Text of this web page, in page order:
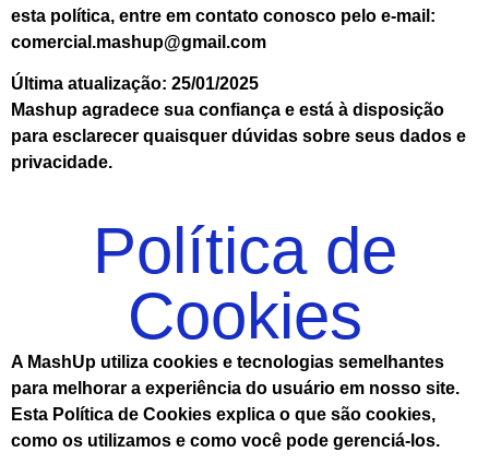
esta política, entre em contato conosco pelo e-mail:
comercial.mashup@gmail.com
Última atualização: 25/01/2025
Mashup agradece sua confiança e está à disposição
para esclarecer quaisquer dúvidas sobre seus dados e
privacidade.
Política de
Cookies
A MashUp utiliza cookies e tecnologias semelhantes
para melhorar a experiência do usuário em nosso site.
Esta Política de Cookies explica o que são cookies,
como os utilizamos e como você pode gerenciá-los.